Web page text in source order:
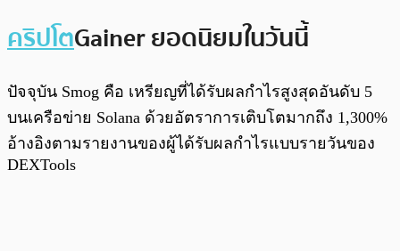
คริปโตGainer ยอดนิยมในวันนี้
ปัจจุบัน Smog คือ เหรียญที่ได้รับผลกำไรสูงสุดอันดับ 5
บนเครือข่าย Solana ด้วยอัตราการเติบโตมากถึง 1,300%
อ้างอิงตามรายงานของผู้ได้รับผลกำไรแบบรายวันของ
DEXTools